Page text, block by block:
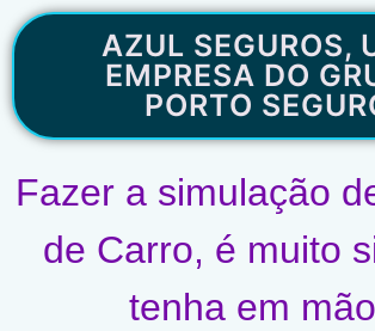
AZUL SEGUROS,
EMPRESA DO
PORTO
Fazer a simulação
de Carro, é muito
tenha em